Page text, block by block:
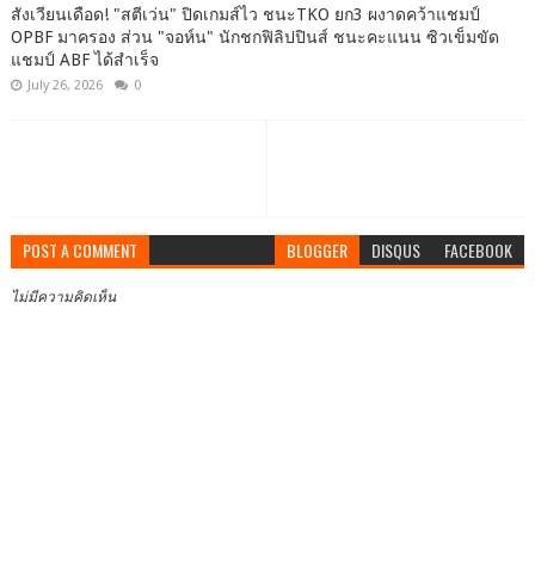
สังเวียนเดือด! "สตีเว่น" ปิดเกมส์ไว ชนะTKO ยก3 ผงาดคว้าแชมป์
OPBF มาครอง ส่วน "จอห์น" นักชกฟิลิปปินส์ ชนะคะแนน ซิวเข็มขัด
แชมป์ ABF ได้สำเร็จ
July 26, 2026 0
POST A COMMENT BLOGGER DISQUS FACEBOOK
ไม่มีความคิดเห็น